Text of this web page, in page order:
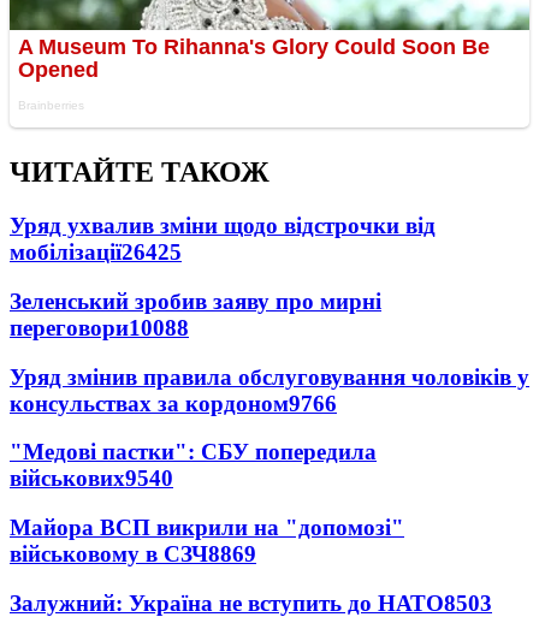
ЧИТАЙТЕ ТАКОЖ
Уряд ухвалив зміни щодо відстрочки від
мобілізації26425
Зеленський зробив заяву про мирні
переговори10088
Уряд змінив правила обслуговування чоловіків у
консульствах за кордоном9766
"Медові пастки": СБУ попередила
військових9540
Майора ВСП викрили на "допомозі"
військовому в СЗЧ8869
Залужний: Україна не вступить до НАТО8503